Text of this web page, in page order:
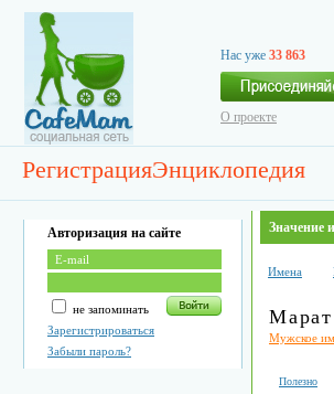
Нас уже 33 863
О проекте
РегистрацияЭнциклопедия
Авторизация на сайте
не запоминать
Зарегистрироваться
Забыли пароль?
Значение
Имена
Марат
Мужское
Полезно